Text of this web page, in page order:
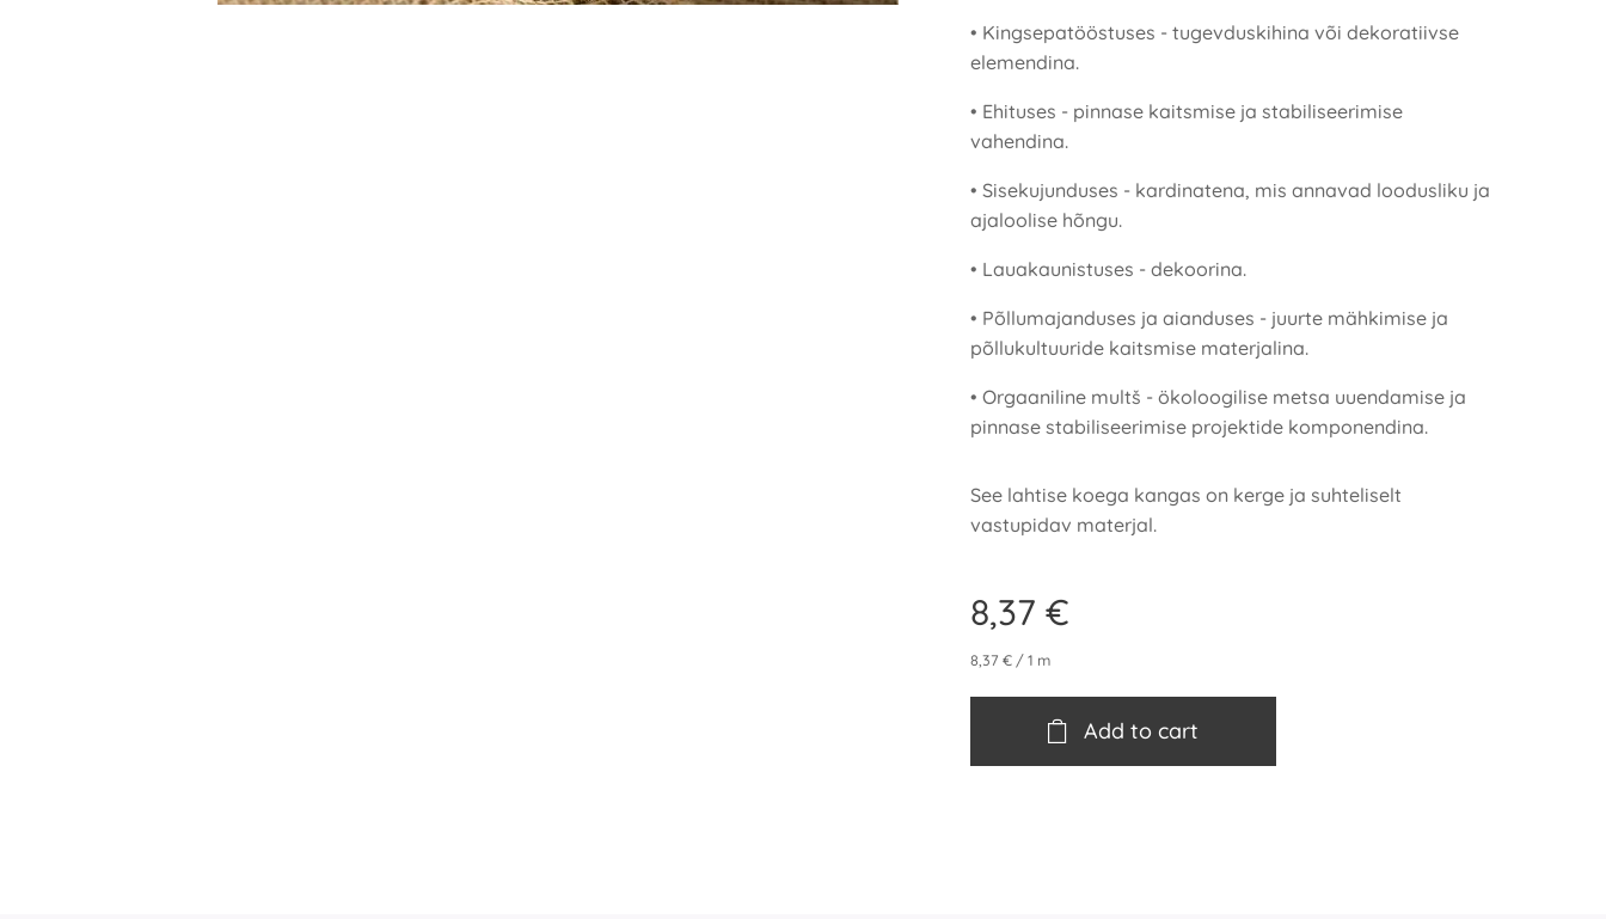
• Kingsepatööstuses - tugevduskihina või dekoratiivse
elemendina.
• Ehituses - pinnase kaitsmise ja stabiliseerimise
vahendina.
• Sisekujunduses - kardinatena, mis annavad loodusliku ja
ajaloolise hõngu.
• Lauakaunistuses - dekoorina.
• Põllumajanduses ja aianduses - juurte mähkimise ja
põllukultuuride kaitsmise materjalina.
• Orgaaniline multš - ökoloogilise metsa uuendamise ja
pinnase stabiliseerimise projektide komponendina.
See lahtise koega kangas on kerge ja suhteliselt
vastupidav materjal.
8,37 €
8,37 € / 1 m
Add to cart